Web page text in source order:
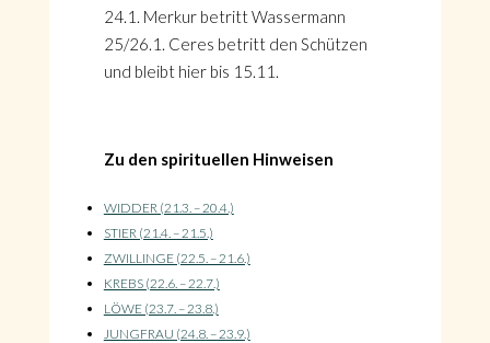
24.1. Merkur betritt Wassermann
25/26.1. Ceres betritt den Schützen
und bleibt hier bis 15.11.
Zu den spirituellen Hinweisen
WIDDER (21.3. – 20.4.)
STIER (21.4. – 21.5.)
ZWILLINGE (22.5. – 21.6.)
KREBS (22.6. – 22.7.)
LÖWE (23.7. – 23.8.)
JUNGFRAU (24.8. – 23.9.)